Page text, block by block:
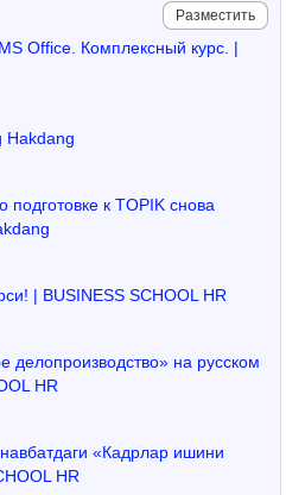
Разместить
Office. Комплексный курс. |
Hakdang
к TOPIK снова
| BUSINESS SCHOOL HR
делопроизводство» на русском
HR
«Кадрлар ишини
HR